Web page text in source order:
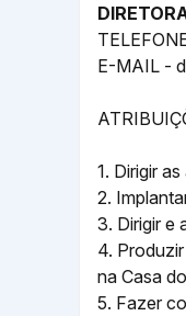
E-MAIL -
1. Dirigir
2.
3. Dirigir e
4.
na Casa
5. Fazer